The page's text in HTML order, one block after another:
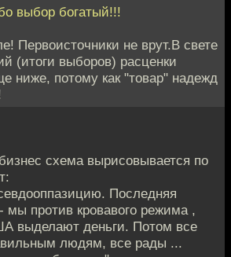
выбор богатый!!!
Первоисточники не врут.В свете
(итоги выборов) расценки
ниже, потому как "товар" надежд
схема вырисовывается по
Последняя
мы против кровавого режима ,
выделают деньги. Потом все
людям, все рады ...